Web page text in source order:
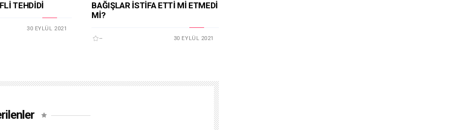
TEHDİDİ
30 EYLÜL 2021
BAĞIŞLAR İSTİFA ETTİ Mİ ETMEDİ
Mİ?
-- 30 EYLÜL 2021